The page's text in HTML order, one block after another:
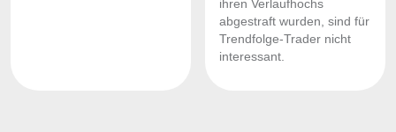
ihren Verlaufhochs
abgestraft wurden, sind für
Trendfolge-Trader nicht
interessant.